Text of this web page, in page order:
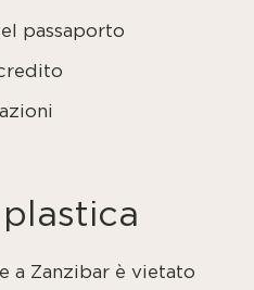
passaporto
a Zanzibar è vietato